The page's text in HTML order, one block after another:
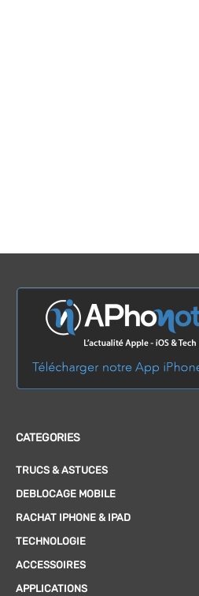
CATEGORIES
TRUCS & ASTUCES
DEBLOCAGE MOBILE
RACHAT IPHONE & IPAD
TECHNOLOGIE
ACCESSOIRES
APPLICATIONS